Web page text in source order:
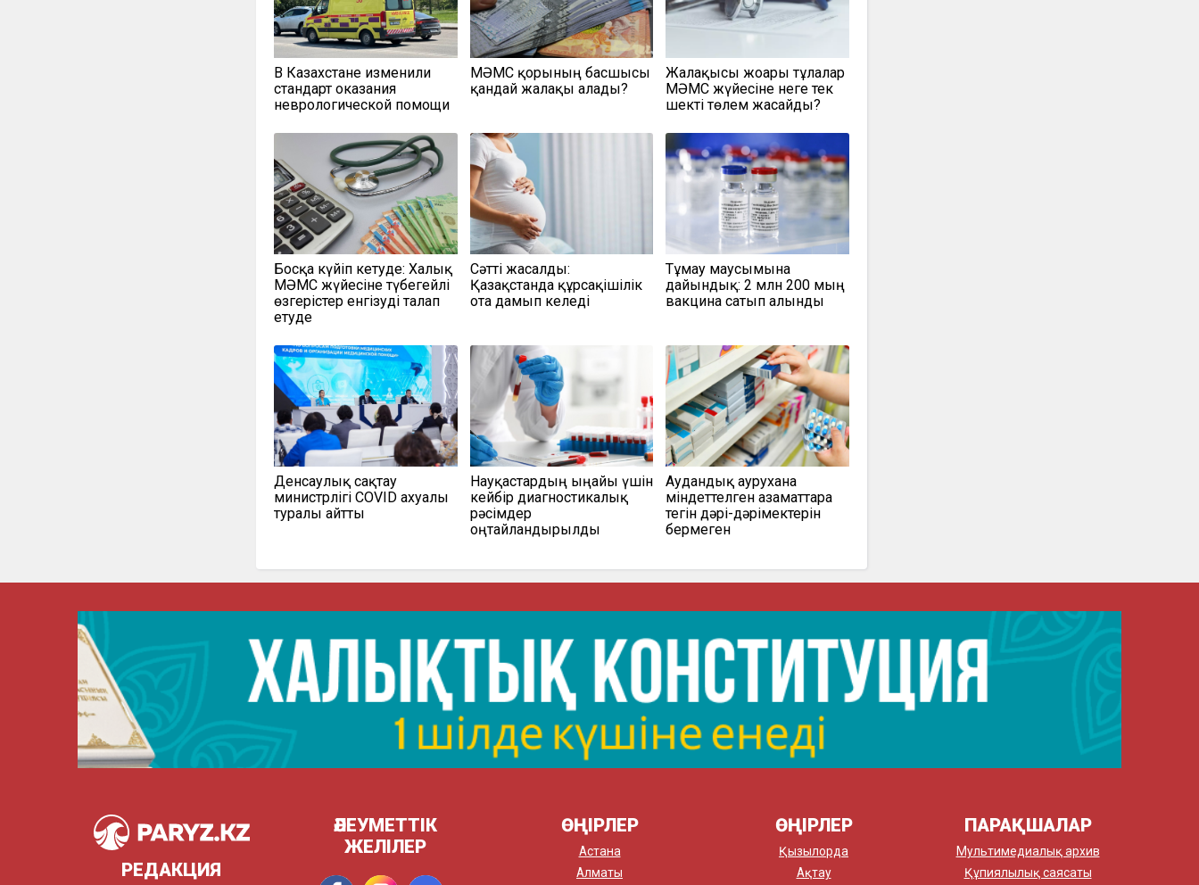
В Казахстане изменили
стандарт оказания
неврологической помощи
МӘМС қорының басшысы
қандай жалақы алады?
Жалақысы жоғары тұлғалар
МӘМС жүйесіне неге тек
шекті төлем жасайды?
Босқа күйіп кетуде: Халық
МӘМС жүйесіне түбегейлі
өзгерістер енгізуді талап
етуде
Сәтті жасалды:
Қазақстанда құрсақішілік
ота дамып келеді
Тұмау маусымына
дайындық: 2 млн 200 мың
вакцина сатып алынды
Денсаулық сақтау
министрлігі COVID ахуалы
туралы айтты
Науқастардың ыңғайы үшін
кейбір диагностикалық
рәсімдер
оңтайландырылды
Аудандық аурухана
міндеттелген азаматтарға
тегін дәрі-дәрімектерін
бермеген
РЕДАКЦИЯ
ӘЛЕУМЕТТІК
ЖЕЛІЛЕР
ӨҢІРЛЕР
Астана
Алматы
ӨҢІРЛЕР
Қызылорда
Ақтау
ПАРАҚШАЛАР
Мультимедиалық архив
Құпиялылық саясаты